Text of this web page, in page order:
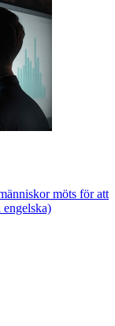
möts för att